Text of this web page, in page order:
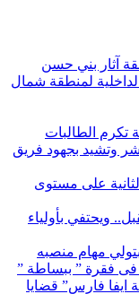
آثار بني حسن
لمنطقة شمال
تكرم الطالبات
وتشيد بجهود فريق
على مستوى
ويحتفي بأولياء
مهام منصبه
فى فقرة ” ببساطة ”
ايفا فارس” قضايا